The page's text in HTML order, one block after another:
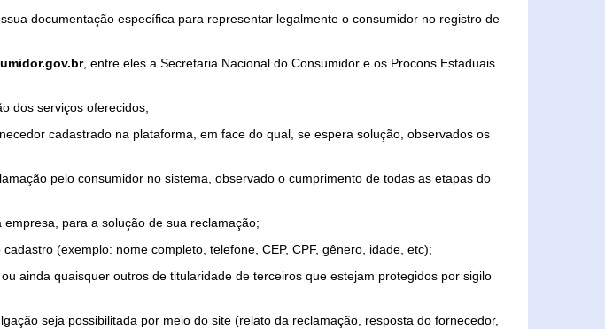
documentação específica para representar legalmente o consumidor no registro de
, entre eles a Secretaria Nacional do Consumidor e os Procons Estaduais
dos serviços oferecidos;
cadastrado na plataforma, em face do qual, se espera solução, observados os
pelo consumidor no sistema, observado o cumprimento de todas as etapas do
para a solução de sua reclamação;
(exemplo: nome completo, telefone, CEP, CPF, gênero, idade, etc);
ainda quaisquer outros de titularidade de terceiros que estejam protegidos por sigilo
seja possibilitada por meio do site (relato da reclamação, resposta do fornecedor,